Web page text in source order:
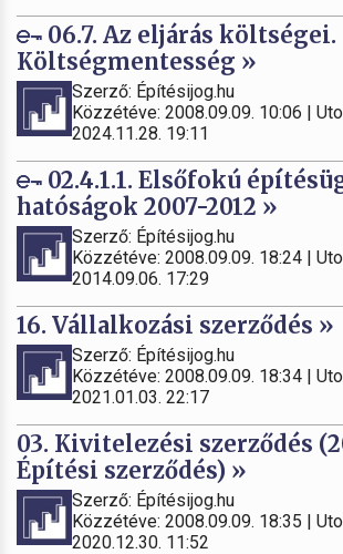
06.7. Az eljárás költségei.
Költségmentesség »
Szerző: Építésijog.hu
Közzétéve: 2008.09.09. 10:06 |
2024.11.28. 19:11
02.4.1.1. Elsőfokú
hatóságok 2007-2012 »
Szerző: Építésijog.hu
Közzétéve: 2008.09.09. 18:24 |
2014.09.06. 17:29
16. Vállalkozási szerződés »
Szerző: Építésijog.hu
Közzétéve: 2008.09.09. 18:34 |
2021.01.03. 22:17
03. Kivitelezési szerződés
Építési szerződés) »
Szerző: Építésijog.hu
Közzétéve: 2008.09.09. 18:35 |
2020.12.30. 11:52